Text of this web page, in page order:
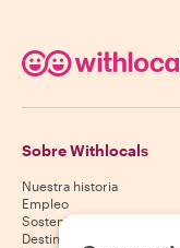
Sobre Withlocals
Nuestra historia
Empleo
Sostenibilidad
Destinos